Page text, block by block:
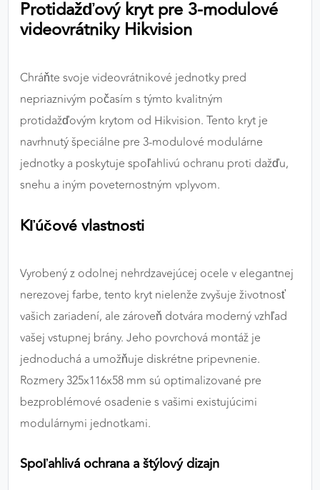
Protidažďový kryt pre 3-modulové
videovrátniky Hikvision
Chráňte svoje videovrátnikové jednotky pred
nepriaznivým počasím s týmto kvalitným
protidažďovým krytom od Hikvision. Tento kryt je
navrhnutý špeciálne pre 3-modulové modulárne
jednotky a poskytuje spoľahlivú ochranu proti dažďu,
snehu a iným poveternostným vplyvom.
Kľúčové vlastnosti
Vyrobený z odolnej nehrdzavejúcej ocele v elegantnej
nerezovej farbe, tento kryt nielenže zvyšuje životnosť
vašich zariadení, ale zároveň dotvára moderný vzhľad
vašej vstupnej brány. Jeho povrchová montáž je
jednoduchá a umožňuje diskrétne pripevnenie.
Rozmery 325x116x58 mm sú optimalizované pre
bezproblémové osadenie s vašimi existujúcimi
modulárnymi jednotkami.
Spoľahlivá ochrana a štýlový dizajn
výkon a funkčnosť našich stránok.
Poskytovateľ: Google
MARKETINGOVÉ COOKIES
správania používateľov naprieč webovými
stránkami. Umožňujú nám a našim partnerom
našom webe aj v reklamných sieťach tretích strán.